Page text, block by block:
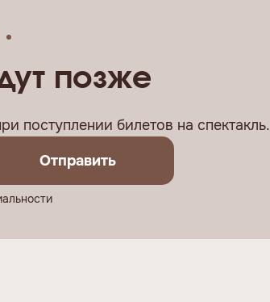
позже
поступлении билетов на спектакль.
Отправить